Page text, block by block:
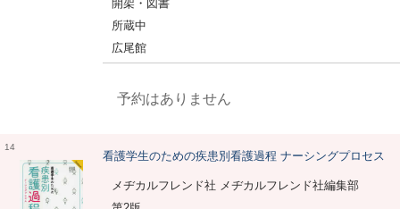
開架・図書
所蔵中
広尾館
予約はありません
14
看護学生のための疾患別看護過程 ナーシングプロセス
メヂカルフレンド社 メヂカルフレンド社編集部